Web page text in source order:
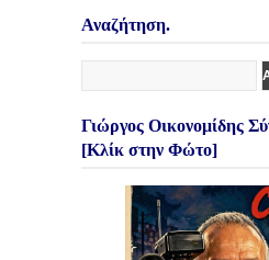
Αναζήτηση.
Γιώργος Οικονομίδης
[Κλίκ στην Φώτο]